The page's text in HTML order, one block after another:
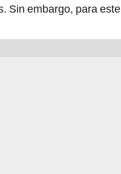
Sin embargo, para este